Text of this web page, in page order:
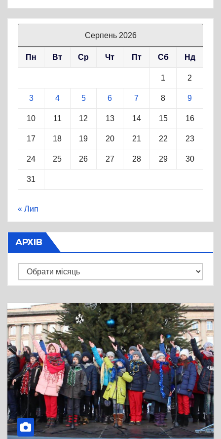
Серпень 2026
Пн Вт Ср Чт Пт Сб Нд
1 2
3 4 5 6 7 8 9
10 11 12 13 14 15 16
17 18 19 20 21 22 23
24 25 26 27 28 29 30
31
« Лип
АРХІВ
Архів